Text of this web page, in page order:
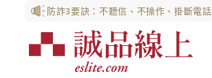
防詐3要訣：不聽信、不操作、掛斷電話